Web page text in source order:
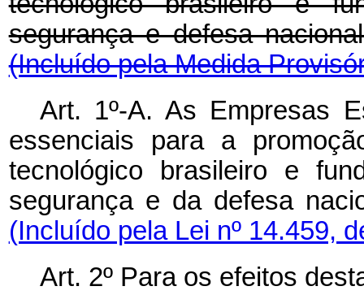
segurança e defesa
(Incluído pela Medida
Art. 1º-A. As Empresas
essenciais para a
tecnológico brasileiro e
segurança e da defesa
(Incluído pela Lei nº 14.459,
Art. 2º Para os efeitos